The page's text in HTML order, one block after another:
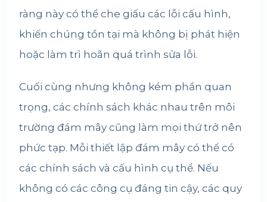
ràng này có thể che giấu các lỗi cấu hình,
khiến chúng tồn tại mà không bị phát hiện
hoặc làm trì hoãn quá trình sửa lỗi.
Cuối cùng nhưng không kém phần quan
trọng, các chính sách khác nhau trên môi
trường đám mây cũng làm mọi thứ trở nên
phức tạp. Mỗi thiết lập đám mây có thể có
các chính sách và cấu hình cụ thể. Nếu
không có các công cụ đáng tin cậy, các quy